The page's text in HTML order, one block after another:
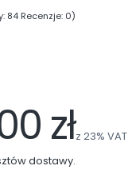
84 Recenzje: 0)
złz 23% VAT
dostawy.